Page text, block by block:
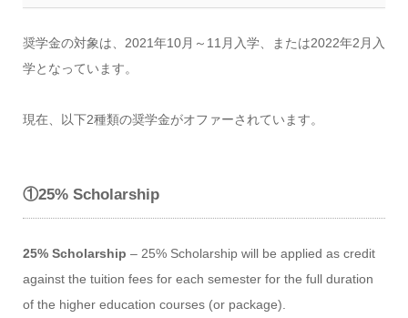
奨学金の対象は、2021年10月～11月入学、または2022年2月入
学となっています。
現在、以下2種類の奨学金がオファーされています。
①25% Scholarship
25% Scholarship – 25% Scholarship will be applied as credit
against the tuition fees for each semester for the full duration
of the higher education courses (or package).